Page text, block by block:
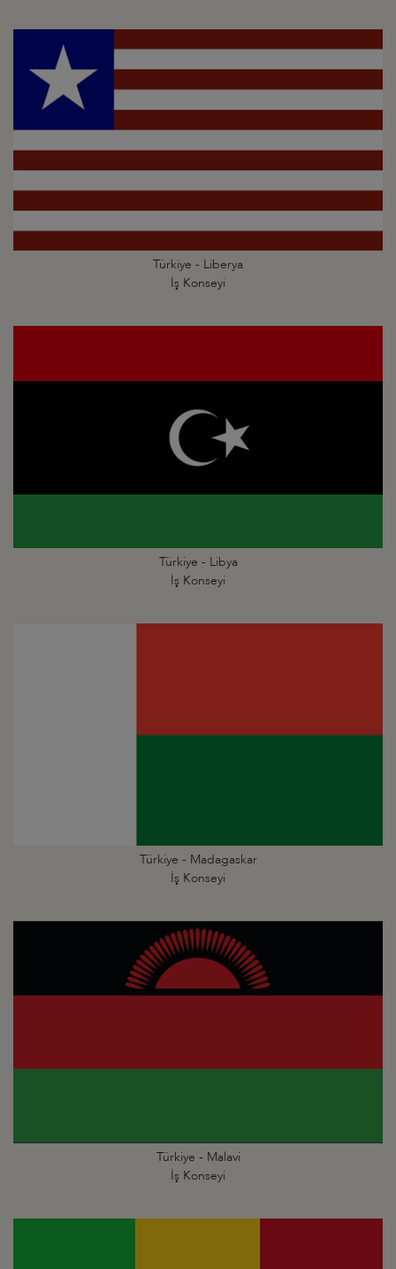
Türkiye - Liberya
İş Konseyi
Türkiye - Libya
İş Konseyi
Türkiye - Madagaskar
İş Konseyi
Türkiye - Malavi
İş Konseyi